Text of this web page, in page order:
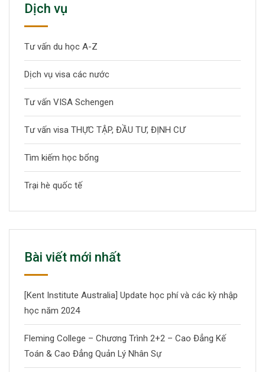
Dịch vụ
Tư vấn du học A-Z
Dịch vụ visa các nước
Tư vấn VISA Schengen
Tư vấn visa THỰC TẬP, ĐẦU TƯ, ĐỊNH CƯ
Tìm kiếm học bổng
Trại hè quốc tế
Bài viết mới nhất
[Kent Institute Australia] Update học phí và các kỳ nhập
học năm 2024
Fleming College – Chương Trình 2+2 – Cao Đẳng Kế
Toán & Cao Đẳng Quản Lý Nhân Sự